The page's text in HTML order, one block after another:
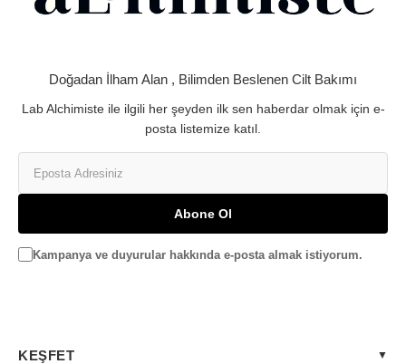
Doğadan İlham Alan , Bilimden Beslenen Cilt Bakımı
Lab Alchimiste ile ilgili her şeyden ilk sen haberdar olmak için e-
posta listemize katıl.
Abone Ol
Kampanya ve duyurular hakkında e-posta almak istiyorum.
KEŞFET